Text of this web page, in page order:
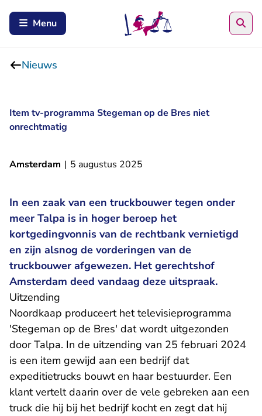
Menu
Nieuws
Item tv-programma Stegeman op de Bres niet
onrechtmatig
Amsterdam | 5 augustus 2025
In een zaak van een truckbouwer tegen onder
meer Talpa is in hoger beroep het
kortgedingvonnis van de rechtbank vernietigd
en zijn alsnog de vorderingen van de
truckbouwer afgewezen. Het gerechtshof
Amsterdam deed vandaag deze uitspraak.
Uitzending
Noordkaap produceert het televisieprogramma
'Stegeman op de Bres' dat wordt uitgezonden
door Talpa. In de uitzending van 25 februari 2024
is een item gewijd aan een bedrijf dat
expeditietrucks bouwt en haar bestuurder. Een
klant vertelt daarin over de vele gebreken aan een
truck die hij bij het bedrijf kocht en zegt dat hij